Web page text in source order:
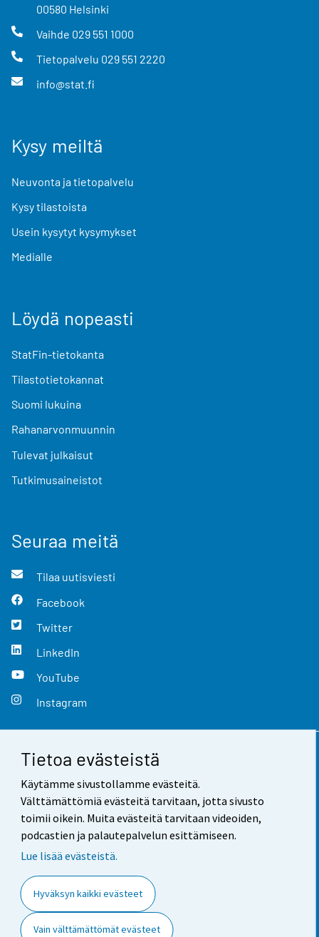
Tietoa evästeistä
Käytämme sivustollamme evästeitä.
Välttämättömiä evästeitä tarvitaan, jotta sivusto
toimii oikein. Muita evästeitä tarvitaan videoiden,
podcastien ja palautepalvelun esittämiseen.
Lue lisää evästeistä.
Hyväksyn kaikki evästeet
Vain välttämättömät evästeet
00580 Helsinki
Vaihde 029 551 1000
Tietopalvelu 029 551 2220
info@stat.fi
Kysy meiltä
Neuvonta ja tietopalvelu
Kysy tilastoista
Usein kysytyt kysymykset
Medialle
Löydä nopeasti
StatFin-tietokanta
Tilastotietokannat
Suomi lukuina
Rahanarvonmuunnin
Tulevat julkaisut
Tutkimusaineistot
Seuraa meitä
Tilaa uutisviesti
Facebook
Twitter
LinkedIn
YouTube
Instagram
Yhteystiedot
Palaute
Käyttöehdot
Saavutettavuus
Tietoa sivustosta
Evästeasetukset